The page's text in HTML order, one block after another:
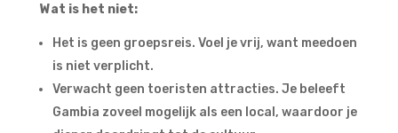
Wat is het niet:
Het is geen groepsreis. Voel je vrij, want meedoen
is niet verplicht.
Verwacht geen toeristen attracties. Je beleeft
Gambia zoveel mogelijk als een local, waardoor je